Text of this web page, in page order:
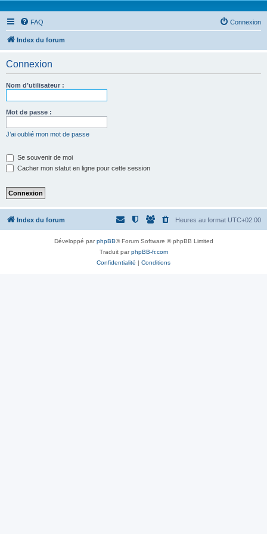
FAQ Connexion
Index du forum
Connexion
Nom d’utilisateur :
Mot de passe :
J’ai oublié mon mot de passe
Se souvenir de moi
Cacher mon statut en ligne pour cette session
Index du forum Heures au format UTC+02:00
Développé parphpBB® Forum Software © phpBB Limited
Traduit parphpBB-fr.com
Confidentialité | Conditions